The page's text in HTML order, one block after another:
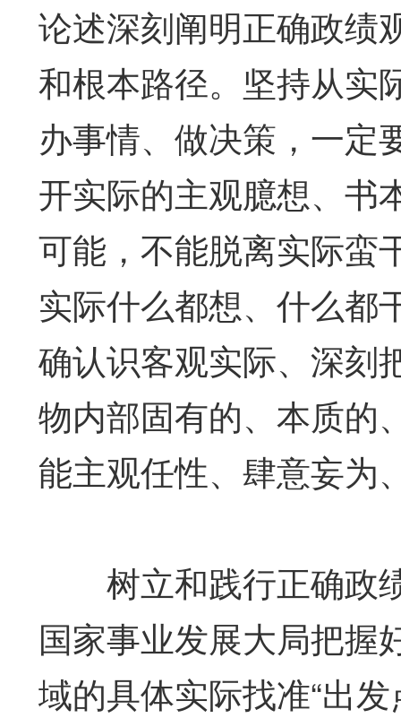
论述深刻阐明正确政绩
和根本路径。坚持从实
办事情、做决策，一定
开实际的主观臆想、书
可能，不能脱离实际蛮
实际什么都想、什么都
确认识客观实际、深刻
物内部固有的、本质的
能主观任性、肆意妄为
树立和践行正确政
国家事业发展大局把握
域的具体实际找准“出